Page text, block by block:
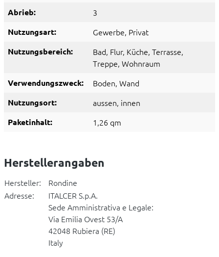
Abrieb: 3
Nutzungsart: Gewerbe, Privat
Nutzungsbereich: Bad, Flur, Küche, Terrasse,
Treppe, Wohnraum
Verwendungszweck: Boden, Wand
Nutzungsort: aussen, innen
Paketinhalt: 1,26 qm
Herstellerangaben
Hersteller:
Rondine
Adresse:
ITALCER S.p.A.
Sede Amministrativa e Legale:
Via Emilia Ovest 53/A
42048 Rubiera (RE)
Italy